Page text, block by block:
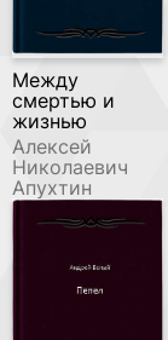
Между
смертью и
жизнью
Алексей
Николаевич
Апухтин